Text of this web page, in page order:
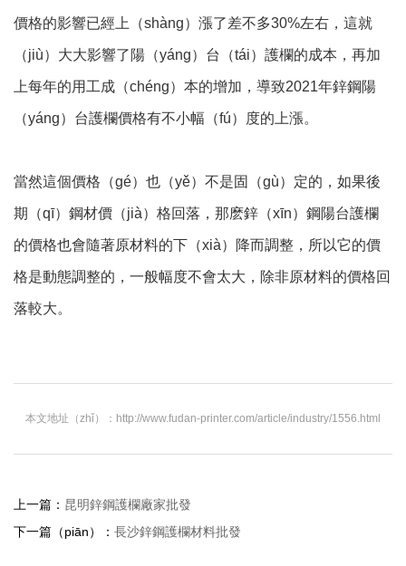
價格的影響已經上（shàng）漲了差不多30%左右，這就
（jiù）大大影響了陽（yáng）台（tái）護欄的成本，再加
上每年的用工成（chéng）本的增加，導致2021年鋅鋼陽
（yáng）台護欄價格有不小幅（fú）度的上漲。
當然這個價格（gé）也（yě）不是固（gù）定的，如果後
期（qī）鋼材價（jià）格回落，那麽鋅（xīn）鋼陽台護欄
的價格也會隨著原材料的下（xià）降而調整，所以它的價
格是動態調整的，一般幅度不會太大，除非原材料的價格回
落較大。
本文地址（zhǐ）：http://www.fudan-printer.com/article/industry/1556.html
上一篇： 昆明鋅鋼護欄廠家批發
下一篇（piān）： 長沙鋅鋼護欄材料批發